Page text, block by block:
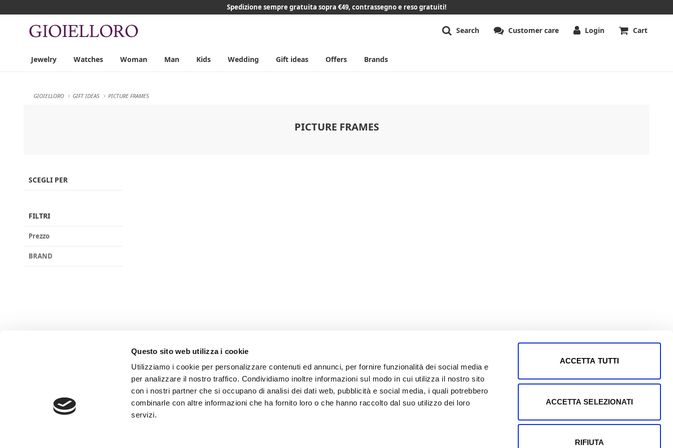
Questo sito web utilizza i cookie
Utilizziamo i cookie per personalizzare contenuti ed annunci, per fornire funzionalità dei social media e
per analizzare il nostro traffico. Condividiamo inoltre informazioni sul modo in cui utilizza il nostro sito
con i nostri partner che si occupano di analisi dei dati web, pubblicità e social media, i quali potrebbero
combinarle con altre informazioni che ha fornito loro o che hanno raccolto dal suo utilizzo dei loro
servizi.
ACCETTA TUTTI
ACCETTA SELEZIONATI
RIFIUTA
Spedizione sempre gratuita sopra €49, contrassegno e reso gratuiti!
Search Customer care Login Cart
Jewelry Watches Woman Man Kids Wedding Gift ideas Offers Brands
GIOIELLORO GIFT IDEAS PICTURE FRAMES
PICTURE FRAMES
SCEGLI PER
FILTRI
Prezzo
BRAND